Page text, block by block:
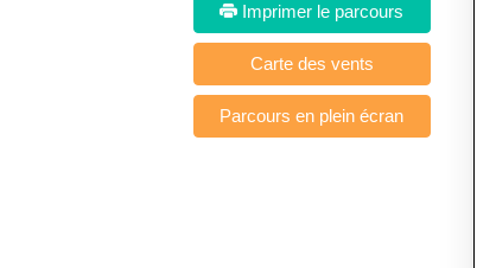
Imprimer le parcours